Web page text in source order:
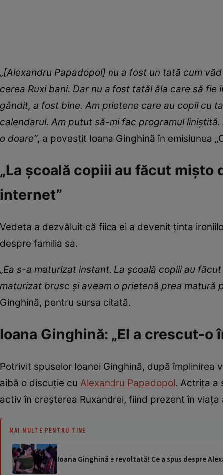
„[Alexandru Papadopol] nu a fost un tată cum
cerea Ruxi bani. Dar nu a fost tatăl ăla care să
gândit, a fost bine. Am prietene care au copii cu
calendarul. Am putut să-mi fac programul
o doare”, a povestit Ioana Ginghină în emisiunea
„La școală copiii au făcut
internet”
Vedeta a dezvăluit că fiica ei a devenit ținta
despre familia sa.
„Ea s-a maturizat instant. La școală copiii au
maturizat brusc și aveam o prietenă prea matură
Ginghină, pentru sursa citată.
Ioana Ginghină: „El a crescut-o
Potrivit spuselor Ioanei Ginghină, după împlinirea
aibă o discuție cu Alexandru Papadopol. Actrița a
activ în creșterea Ruxandrei, fiind prezent în viața
MAI MULTE PENTRU TINE
Ioana Ginghină e revoltată! Ce a spus despre